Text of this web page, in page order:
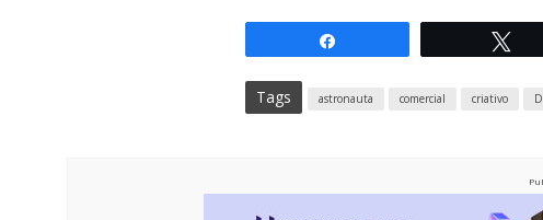
Tags astronauta comercial criativo